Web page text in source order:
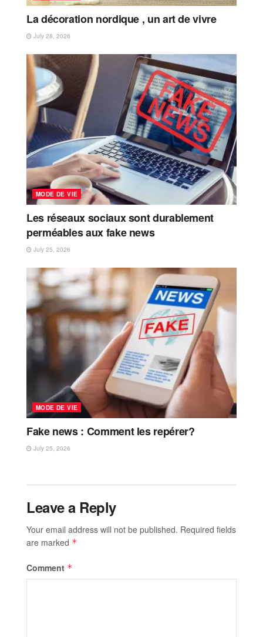
La décoration nordique , un art de vivre
July 28, 2026
MODE DE VIE
Les réseaux sociaux sont durablement
perméables aux fake news
July 25, 2026
MODE DE VIE
Fake news : Comment les repérer?
July 25, 2026
Leave a Reply
Your email address will not be published. Required fields
are marked *
Comment *